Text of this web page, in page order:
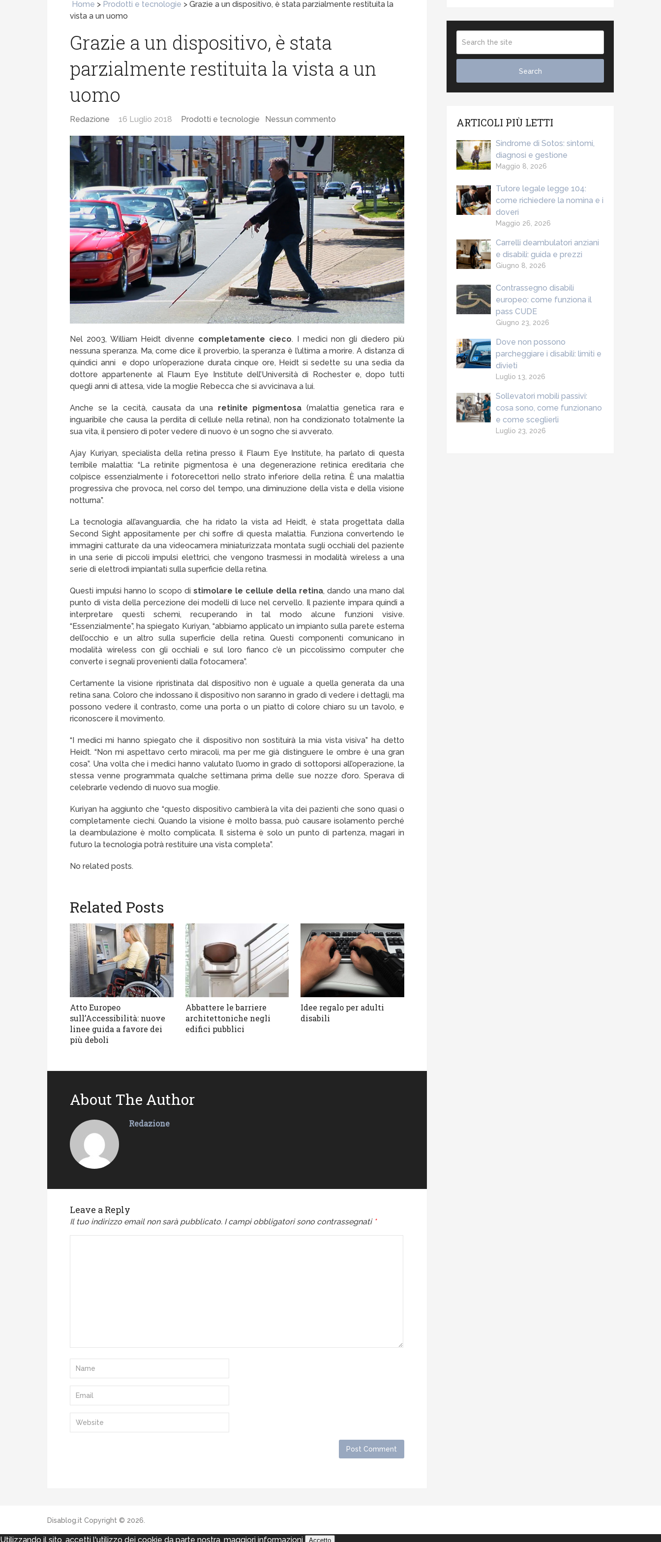
Home > Prodotti e tecnologie >Grazie a un dispositivo, è stata parzialmente restituita la
vista a un uomo
Grazie a un dispositivo, è stata
parzialmente restituita la vista a un
uomo
Redazione 16 Luglio 2018 Prodotti e tecnologie Nessun commento
Nel 2003, William Heidt divenne completamente cieco. I medici non gli diedero più
nessuna speranza. Ma, come dice il proverbio, la speranza è l’ultima a morire. A distanza di
quindici anni e dopo un’operazione durata cinque ore, Heidt si sedette su una sedia da
dottore appartenente al Flaum Eye Institute dell’Università di Rochester e, dopo tutti
quegli anni di attesa, vide la moglie Rebecca che si avvicinava a lui.
Anche se la cecità, causata da una retinite pigmentosa (malattia genetica rara e
inguaribile che causa la perdita di cellule nella retina), non ha condizionato totalmente la
sua vita, il pensiero di poter vedere di nuovo è un sogno che si avverato.
Ajay Kuriyan, specialista della retina presso il Flaum Eye Institute, ha parlato di questa
terribile malattia: “La retinite pigmentosa è una degenerazione retinica ereditaria che
colpisce essenzialmente i fotorecettori nello strato inferiore della retina. È una malattia
progressiva che provoca, nel corso del tempo, una diminuzione della vista e della visione
notturna”.
La tecnologia all’avanguardia, che ha ridato la vista ad Heidt, è stata progettata dalla
Second Sight appositamente per chi soffre di questa malattia. Funziona convertendo le
immagini catturate da una videocamera miniaturizzata montata sugli occhiali del paziente
in una serie di piccoli impulsi elettrici, che vengono trasmessi in modalità wireless a una
serie di elettrodi impiantati sulla superficie della retina.
Questi impulsi hanno lo scopo di stimolare le cellule della retina, dando una mano dal
punto di vista della percezione dei modelli di luce nel cervello. Il paziente impara quindi a
interpretare questi schemi, recuperando in tal modo alcune funzioni visive.
“Essenzialmente”, ha spiegato Kuriyan, “abbiamo applicato un impianto sulla parete esterna
dell’occhio e un altro sulla superficie della retina. Questi componenti comunicano in
modalità wireless con gli occhiali e sul loro fianco c’è un piccolissimo computer che
converte i segnali provenienti dalla fotocamera”.
Certamente la visione ripristinata dal dispositivo non è uguale a quella generata da una
retina sana. Coloro che indossano il dispositivo non saranno in grado di vedere i dettagli, ma
possono vedere il contrasto, come una porta o un piatto di colore chiaro su un tavolo, e
riconoscere il movimento.
“I medici mi hanno spiegato che il dispositivo non sostituirà la mia vista visiva” ha detto
Heidt. “Non mi aspettavo certo miracoli, ma per me già distinguere le ombre è una gran
cosa”. Una volta che i medici hanno valutato l’uomo in grado di sottoporsi all’operazione, la
stessa venne programmata qualche settimana prima delle sue nozze d’oro. Sperava di
celebrarle vedendo di nuovo sua moglie.
Kuriyan ha aggiunto che “questo dispositivo cambierà la vita dei pazienti che sono quasi o
completamente ciechi. Quando la visione è molto bassa, può causare isolamento perché
la deambulazione è molto complicata. Il sistema è solo un punto di partenza, magari in
futuro la tecnologia potrà restituire una vista completa”.
No related posts.
Related Posts
Atto Europeo
sull’Accessibilità: nuove
linee guida a favore dei
più deboli
Abbattere le barriere
architettoniche negli
edifici pubblici
Idee regalo per adulti
disabili
About The Author
Redazione
Leave a Reply
Il tuo indirizzo email non sarà pubblicato. I campi obbligatori sono contrassegnati *
ARTICOLI PIÙ LETTI
Sindrome di Sotos: sintomi,
diagnosi e gestione
Maggio 8, 2026
Tutore legale legge 104:
come richiedere la nomina e i
doveri
Maggio 26, 2026
Carrelli deambulatori anziani
e disabili: guida e prezzi
Giugno 8, 2026
Contrassegno disabili
europeo: come funziona il
pass CUDE
Giugno 23, 2026
Dove non possono
parcheggiare i disabili: limiti e
divieti
Luglio 13, 2026
Sollevatori mobili passivi:
cosa sono, come funzionano
e come sceglierli
Luglio 23, 2026
Disablog.it Copyright © 2026.
Utilizzando il sito, accetti l'utilizzo dei cookie da parte nostra. maggiori informazioni Accetto